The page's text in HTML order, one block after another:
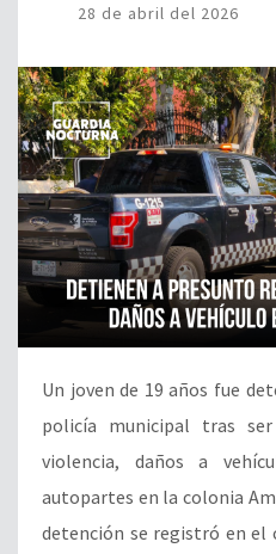
28 de abril del 2026
Un joven de 19 años fue
policía municipal tras
violencia, daños a
autopartes en la colonia
detención se registró en el